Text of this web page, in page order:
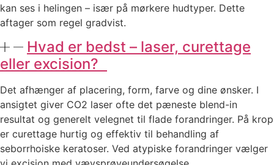
kan ses i helingen – især på mørkere hudtyper. Dette
aftager som regel gradvist.
Hvad er bedst – laser, curettage
eller excision?
Det afhænger af placering, form, farve og dine ønsker. I
ansigtet giver CO2 laser ofte det pæneste blend-in
resultat og generelt velegnet til flade forandringer. På krop
er curettage hurtig og effektiv til behandling af
seborrhoiske keratoser. Ved atypiske forandringer vælger